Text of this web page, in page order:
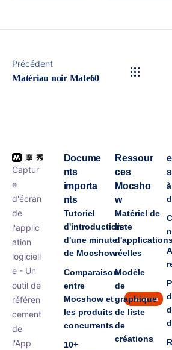
Précédent
Matériau noir Mate60
Captur
e
d'écran
de
l'applic
ation
logiciell
e - Un
outil de
référen
cement
de
l'App
Docume
nts
importa
nts
Tutoriel
d'introduction
d'une minute
de Mocshow
Comparaison
entre
Mocshow et
les produits
concurrents
nouveau
10+
Ressour
ces
Mocsho
w
Matériel de
liste
réelles
Modèle
de
graphique
de liste
de
créations